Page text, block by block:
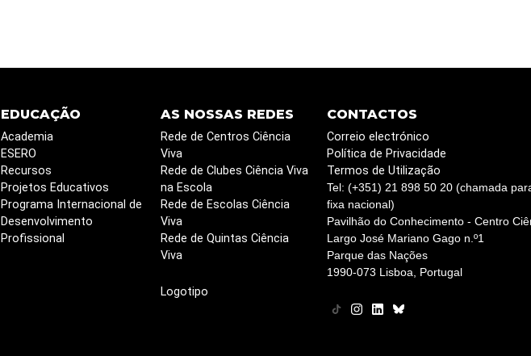
EDUCAÇÃO
Academia
ESERO
Recursos
Projetos Educativos
Programa Internacional de
Desenvolvimento
Profissional
AS NOSSAS REDES
Rede de Centros Ciência
Viva
Rede de Clubes Ciência Viva
na Escola
Rede de Escolas Ciência
Viva
Rede de Quintas Ciência
Viva
Logotipo
CONTACTOS
Correio electrónico
Política de Privacidade
Termos de Utilização
Tel: (+351) 21 898 50 20 (chamada
fixa nacional)
Pavilhão do Conhecimento - Centro
Largo José Mariano Gago n.º1
Parque das Nações
1990-073 Lisboa, Portugal